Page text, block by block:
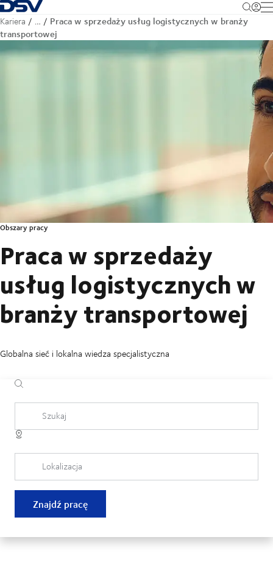
Cofnij do strony głównej
Kariera …
Praca w sprzedaży usług logistycznych w branży
transportowej
Obszary pracy
Praca w sprzedaży
usług logistycznych w
branży transportowej
Globalna sieć i lokalna wiedza specjalistyczna
Szukaj
Lokalizacja
Znajdź pracę